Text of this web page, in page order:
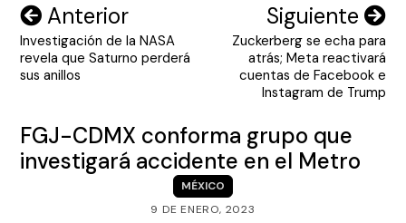
Navegación
de
entradas
Anterior
Investigación de la NASA
revela que Saturno perderá
sus anillos
Siguiente
Zuckerberg se echa para
atrás; Meta reactivará
cuentas de Facebook e
Instagram de Trump
FGJ-CDMX conforma grupo que
investigará accidente en el Metro
MÉXICO
9 DE ENERO, 2023